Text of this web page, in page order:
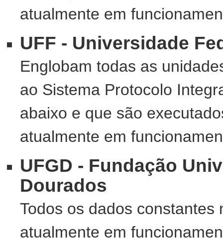
atualmente em
UFF - Universidade
Englobam todas as
ao Sistema Protocolo
abaixo e que são
atualmente em
UFGD - Fundação
Dourados
Todos os dados
atualmente em